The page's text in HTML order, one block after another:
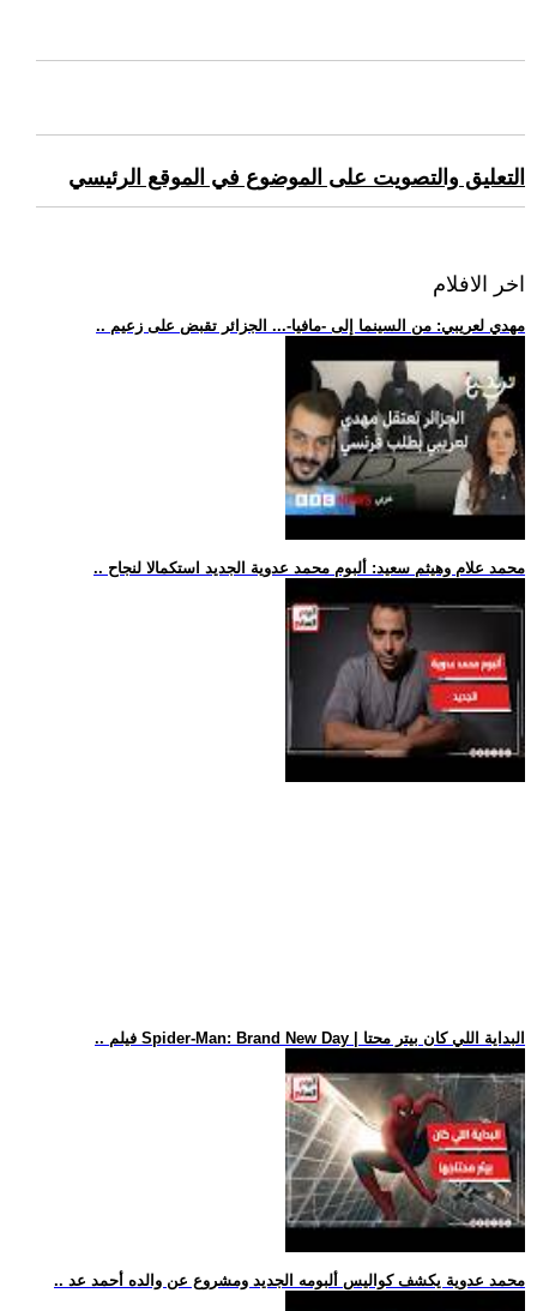
التعليق والتصويت على الموضوع في الموقع الرئيسي
اخر الافلام
.. مهدي لعريبي: من السينما إلى -مافيا-... الجزائر تقبض على زعيم
.. محمد علام وهيثم سعيد: ألبوم محمد عدوية الجديد استكمالا لنجاح
.. فيلم Spider-Man: Brand New Day | البداية اللي كان بيتر محتا
.. محمد عدوية يكشف كواليس ألبومه الجديد ومشروع عن والده أحمد عد